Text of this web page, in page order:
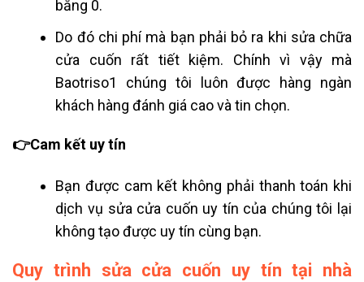
bằng 0.
Do đó chi phí mà bạn phải bỏ ra khi sửa chữa
cửa cuốn rất tiết kiệm. Chính vì vậy mà
Baotriso1 chúng tôi luôn được hàng ngàn
khách hàng đánh giá cao và tin chọn.
👉Cam kết uy tín
Bạn được cam kết không phải thanh toán khi
dịch vụ sửa cửa cuốn uy tín của chúng tôi lại
không tạo được uy tín cùng bạn.
Quy trình sửa cửa cuốn uy tín tại nhà